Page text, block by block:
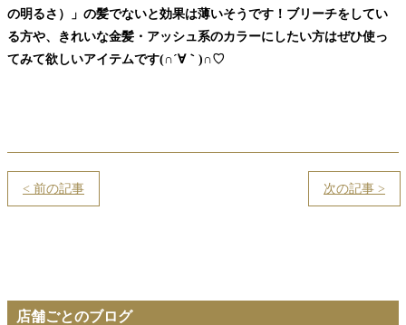
の明るさ）」の髪でないと効果は薄いそうです！ブリーチをしてい
る方や、きれいな金髪・アッシュ系のカラーにしたい方はぜひ使っ
てみて欲しいアイテムです(∩´∀｀)∩♡
< 前の記事 次の記事 >
店舗ごとのブログ